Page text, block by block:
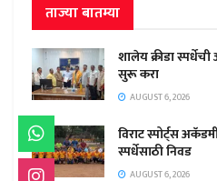
ताज्या बातम्या
शालेय क्रीडा
सुरू करा
AUGUST 6, 2026
विराट स्पोर्ट्स
स्पर्धेसाठी निवड
AUGUST 6, 2026